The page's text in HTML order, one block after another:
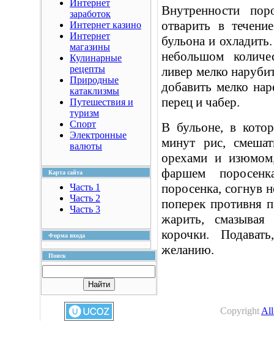
Интернет
заработок
Интернет казино
Интернет
магазины
Кулинарные
рецепты
Природные
катаклизмы
Путешествия и
туризм
Спорт
Электронные
валюты
Карта сайта
Часть 1
Часть 2
Часть 3
Форма входа
Поиск
Внутренности
отварить в
бульона и
небольшом
ливер мелко
добавить мелко
перец и чабер.
В бульоне, в
минут рис,
орехами и
фаршем
поросенка, согнув
поперек противня
жарить,
корочки.
желанию.
Copyright